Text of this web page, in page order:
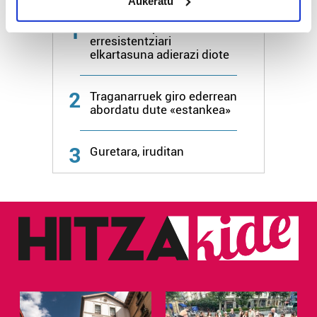
Identify your device by actively scanning it for
specific characteristics (fingerprinting)
Find out more about how your personal data is processed
and set your preferences in thedetails section
Guk eta gure bazkideek zure datu pertsonalak
prozesatzen ditugu, zure IP zenbakia, besteak beste,
neurtzeko, jendeari buruzko informazioa biltzeko eta
produktuak garatzeko. Zure datuak nork eta zertarako
Bazkide batzuek ez dizute baimenik eskatzen, eta beren
interes komertzial legitimoetan babesten dira. Ikusi gure
bazkideen zerrenda, beren ustez zein helburutarako
dezakezun ikusteko.
1
erresistentziari
elkartasuna adierazi diote
2
Traganarruek giro ederrean
abordatu dute «estankea»
3 Guretara, iruditan